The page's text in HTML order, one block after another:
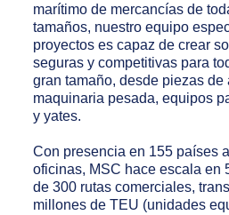
marítimo de mercancías de
tamaños, nuestro equipo
proyectos es capaz de crear
seguras y competitivas para
gran tamaño, desde piezas de
maquinaria pesada, equipos
y yates.
Con presencia en 155 países
oficinas, MSC hace escala en
de 300 rutas comerciales,
millones de TEU (unidades